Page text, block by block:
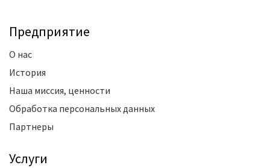
Предприятие
О нас
История
Наша миссия, ценности
Обработка персональных данных
Партнеры
Услуги